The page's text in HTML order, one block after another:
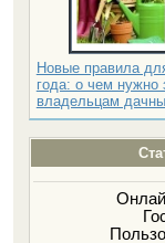
Новые правила
года: о чем нужно
владельцам